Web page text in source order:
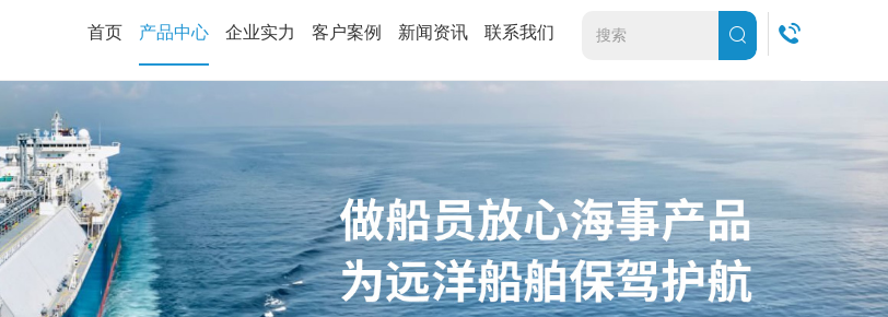
首页 产品中心 企业实力 客户案例 新闻资讯 联系我们